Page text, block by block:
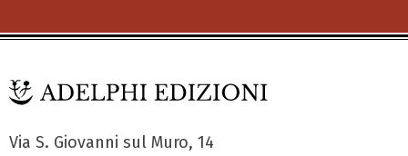
Via S. Giovanni sul Muro, 14